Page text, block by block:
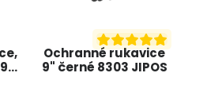
Ochranné rukavice
9" černé 8303 JIPOS